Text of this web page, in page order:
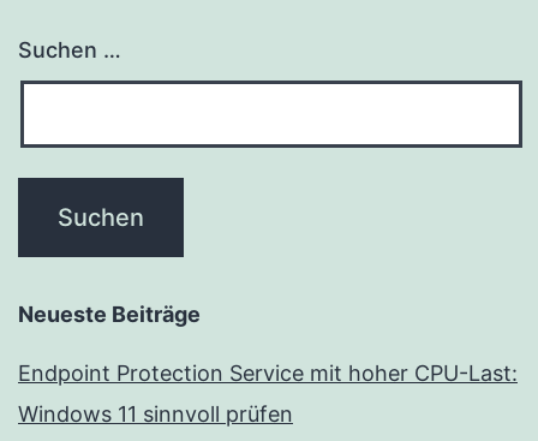
Suchen …
Neueste Beiträge
Endpoint Protection Service mit hoher CPU-Last:
Windows 11 sinnvoll prüfen